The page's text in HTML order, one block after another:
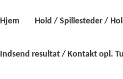
Hjem Hold / Spillesteder /
Indsend resultat / Kontakt opl.